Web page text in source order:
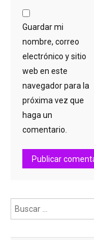
Guardar mi
nombre, correo
electrónico y sitio
web en este
navegador para la
próxima vez que
haga un
comentario.